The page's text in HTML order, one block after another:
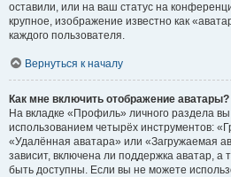
оставили, или на ваш статус на
крупное, изображение известно как
каждого пользователя.
Вернуться к началу
Как мне включить отображение аватары?
На вкладке «Профиль» личного раздела
использованием четырёх инструментов:
«Удалённая аватара» или «Загружаемая
зависит, включена ли поддержка аватар, а
быть доступны. Если вы не можете